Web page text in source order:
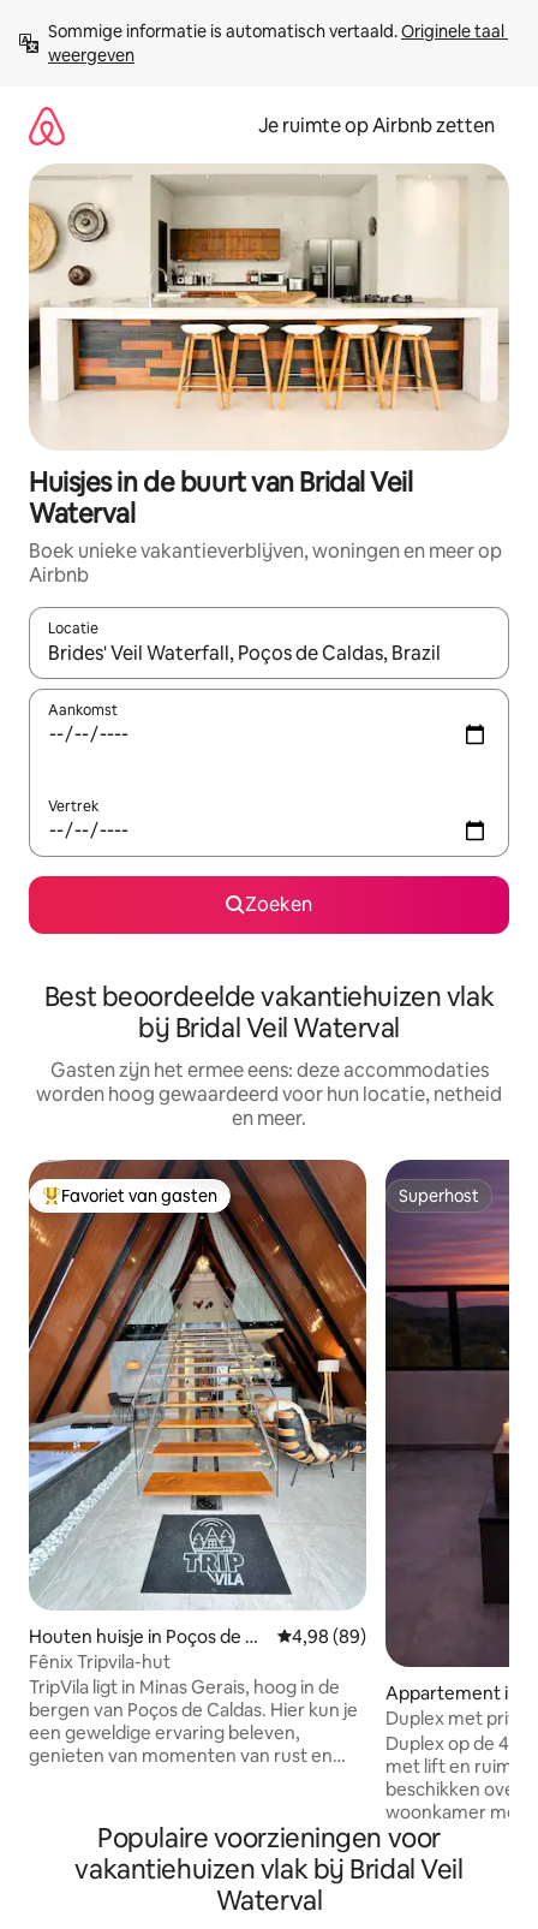
direct
naar
Sommige informatie is automatisch vertaald. Originele taal
weergeven
Je ruimte op Airbnb zetten
Huisjes in de buurt van Bridal Veil
Waterval
Boek unieke vakantieverblijven, woningen en meer op
Airbnb
Locatie
Wanneer er suggesties beschikbaar zijn, maak je een keuze
Aankomst
Vertrek
Zoeken
Best beoordeelde vakantiehuizen vlak
bij Bridal Veil Waterval
Gasten zijn het ermee eens: deze accommodaties
worden hoog gewaardeerd voor hun locatie, netheid
en meer.
Topfavoriet van gasten
Favoriet van gasten
Houten huisje in Poços de Ca
ldas
Gemiddelde beoordeling van
4,98 (89)
Fênix Tripvila-hut
TripVila ligt in Minas Gerais, hoog in de
bergen van Poços de Caldas. Hier kun je
een geweldige ervaring beleven,
genieten van momenten van rust en
kunt genieten of door te ontspannen in
het BUBBELBAD! Kom onvergetelijke
momenten beleven in deze volledig
uitgeruste plek, met een complete
keuken, een geïntegreerde omgeving
Superhost
Superhost
Appartement in
das
Duplex met
Duplex op de 4e
met lift en ruime
beschikken over:
woonkamer met
kantoor * uitzicht op beschermd gebied
* SPA voor 6
zittend),
Populaire voorzieningen voor
vakantiehuizen vlak bij Bridal Veil
Waterval